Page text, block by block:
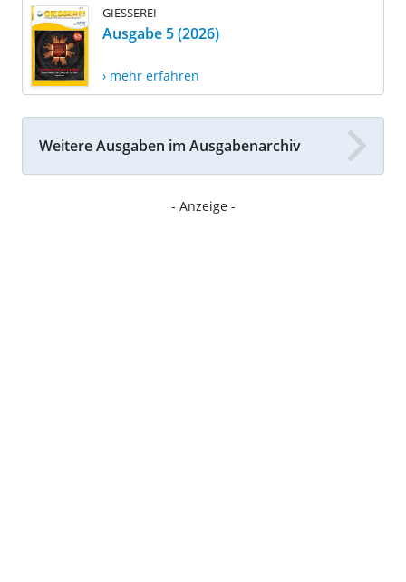
GIESSEREI
Ausgabe 5 (2026)
› mehr erfahren
Weitere Ausgaben im Ausgabenarchiv
- Anzeige -